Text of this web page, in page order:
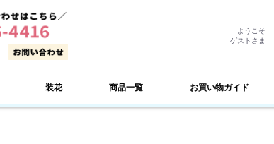
ようこそ
ゲストさま
装花 商品一覧 お買い物ガイド